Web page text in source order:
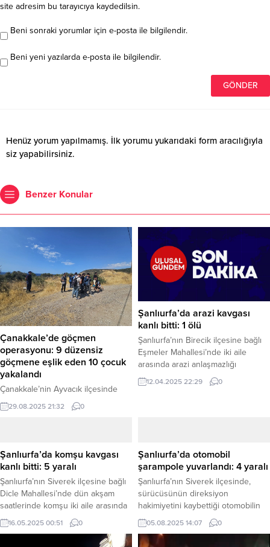
site adresim bu tarayıcıya kaydedilsin.
Beni sonraki yorumlar için e-posta ile bilgilendir.
Beni yeni yazılarda e-posta ile bilgilendir.
Henüz yorum yapılmamış. İlk yorumu yukarıdaki form aracılığıyla
siz yapabilirsiniz.
Benzer Konular
Çanakkale’de göçmen
operasyonu: 9 düzensiz
göçmene eşlik eden 10 çocuk
yakalandı
Çanakkale’nin Ayvacık ilçesinde
Sahil Güvenlik ekipleri tarafından
karada gerçekleştirilen bir
değerlendirilen ve yanlarında 10
çocuğun bulunduğu 9 düzensiz
göçmen yakalandı. Haber Merkezi
– Sahil Güvenlik Komutanlığı’ndan
alınan bilgiye göre, düzensiz göçle
mücadele faaliyetleri kapsamında
Ayvacık’ta denetimler sıklaştırıldı.
27 Ağustos tarihinde saat...
29.08.2025 21:32 0
Şanlıurfa’da arazi kavgası
kanlı bitti: 1 ölü
Şanlıurfa’nın Birecik ilçesine bağlı
Eşmeler Mahallesi’nde iki aile
arasında arazi anlaşmazlığı
nedeniyle çıkan kavgada 1 kişi
hayatını kaybetti. Edinilen bilgilere
alevlenmesiyle taraflar birbirlerine
taş, sopa ve silahlarla saldırdı.
Silahların da kullanıldığı kavgayı
gören çevre...
12.04.2025 22:29 0
Şanlıurfa’da komşu kavgası
kanlı bitti: 5 yaralı
Şanlıurfa’nın Siverek ilçesine bağlı
Dicle Mahallesi’nde dün akşam
saatlerinde komşu iki aile arasında
çıkan tartışma, kısa sürede
büyüyerek bıçak, taş ve sopaların
kullanıldığı bir kavgaya dönüştü.
16.05.2025 00:51 0
Şanlıurfa’da otomobil
şarampole yuvarlandı: 4 yaralı
Şanlıurfa’nın Siverek ilçesinde,
sürücüsünün direksiyon
hakimiyetini kaybettiği otomobilin
şarampole devrilmesi sonucu
meydana gelen trafik kazasında 4
kişi yaralandı. Haber Merkezi –
05.08.2025 14:07 0